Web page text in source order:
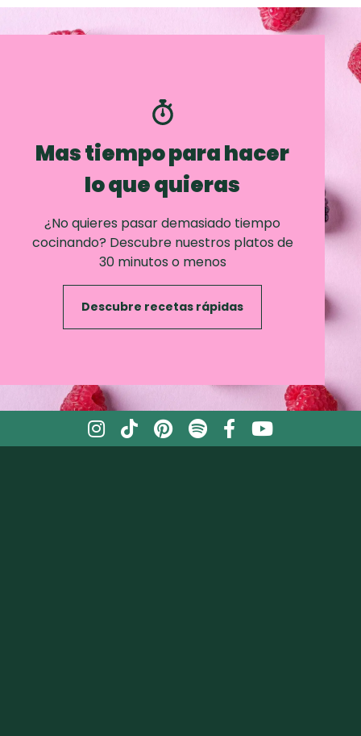
Mas tiempo para hacer
lo que quieras
¿No quieres pasar demasiado tiempo
cocinando? Descubre nuestros platos de
30 minutos o menos
Descubre recetas rápidas